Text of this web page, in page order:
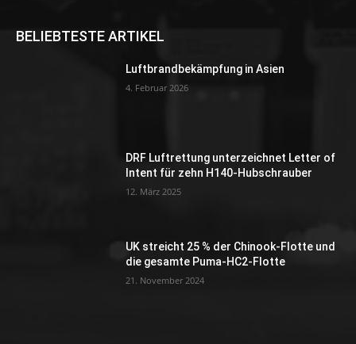
BELIEBTESTE ARTIKEL
Luftbrandbekämpfung in Asien
4. Februar 2026
DRF Luftrettung unterzeichnet Letter of
Intent für zehn H140-Hubschrauber
12. März 2025
UK streicht 25 % der Chinook-Flotte und
die gesamte Puma-HC2-Flotte
21. November 2024